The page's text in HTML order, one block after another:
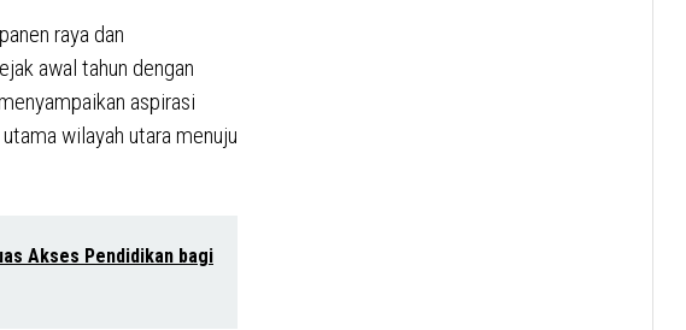
raya dan
awal tahun dengan
aspirasi
wilayah utara menuju
Akses Pendidikan bagi